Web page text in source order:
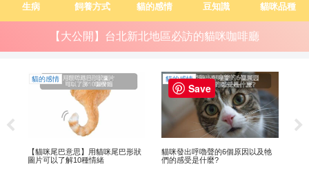
生病 飼養方式 貓的感情 豆知識 貓咪品種
【大公開】台北新北地區必訪的貓咪咖啡廳
貓的感情
【貓咪尾巴意思】用貓咪尾巴形狀
圖片可以了解10種情緒
貓的感情
貓咪發出呼嚕聲的6個原因以及牠
們的感受是什麼?
Save